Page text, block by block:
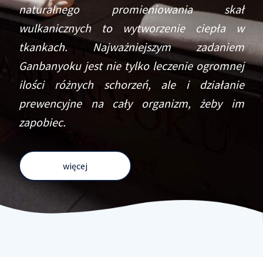
naturalnego promieniowania skał
wulkanicznych to wytworzenie ciepła w
tkankach. Najważniejszym zadaniem
Ganbanyoku jest nie tylko leczenie ogromnej
ilości różnych schorzeń, ale i działanie
prewencyjne na cały organizm, żeby im
zapobiec.
więcej